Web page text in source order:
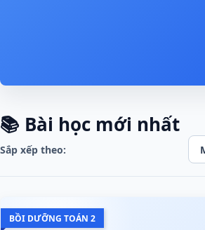
Bài học mới nhất
Sắp xếp theo:
BỒI DƯỠNG TOÁN 2